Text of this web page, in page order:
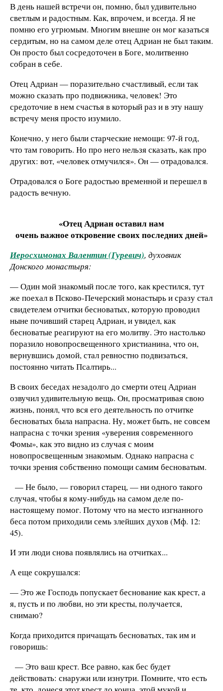
В день нашей встречи он, помню, был удивительно
светлым и радостным. Как, впрочем, и всегда. Я не
помню его угрюмым. Многим внешне он мог казаться
сердитым, но на самом деле отец Адриан не был таким.
Он просто был сосредоточен в Боге, молитвенно
собран в себе.
Отец Адриан — поразительно счастливый, если так
можно сказать про подвижника, человек! Это
средоточие в нем счастья в который раз и в эту нашу
встречу меня просто изумило.
Конечно, у него были старческие немощи: 97-й год,
что там говорить. Но про него нельзя сказать, как про
других: вот, «человек отмучился». Он — отрадовался.
Отрадовался о Боге радостью временной и перешел в
радость вечную.
«Отец Адриан оставил нам
очень важное откровение своих последних дней»
Иеросхимонах Валентин (Гуревич), духовник
Донского монастыря:
— Один мой знакомый после того, как крестился, тут
же поехал в Псково-Печерский монастырь и сразу стал
свидетелем отчитки бесноватых, которую проводил
ныне почивший старец Адриан, и увидел, как
бесноватые реагируют на его молитву. Это настолько
поразило новопросвещенного христианина, что он,
вернувшись домой, стал ревностно подвизаться,
постоянно читать Псалтирь...
В своих беседах незадолго до смерти отец Адриан
озвучил удивительную вещь. Он, просматривая свою
жизнь, понял, что вся его деятельность по отчитке
бесноватых была напрасна. Ну, может быть, не совсем
напрасна с точки зрения «уверения современного
Фомы», как это видно из случая с моим
новопросвещенным знакомым. Однако напрасна с
точки зрения собственно помощи самим бесноватым.
— Не было, — говорил старец, — ни одного такого
случая, чтобы я кому-нибудь на самом деле по-
настоящему помог. Потому что на место изгнанного
беса потом приходили семь злейших духов (Мф. 12:
45).
И эти люди снова появлялись на отчитках...
А еще сокрушался:
— Это же Господь попускает беснование как крест, а
я, пусть и по любви, но эти кресты, получается,
снимаю?
Когда приходится причащать бесноватых, так им и
говоришь:
— Это ваш крест. Все равно, как бес будет
действовать: снаружи или изнутри. Помните, что есть